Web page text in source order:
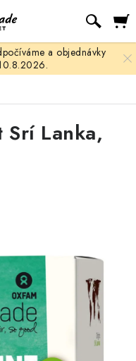
a objednávky
Srí Lanka,